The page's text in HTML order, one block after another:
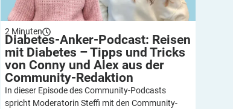
2 Minuten
Diabetes-Anker-Podcast: Reisen
mit Diabetes – Tipps und Tricks
von Conny und Alex aus der
Community-Redaktion
In dieser Episode des Community-Podcasts
spricht Moderatorin Steffi mit den Community-